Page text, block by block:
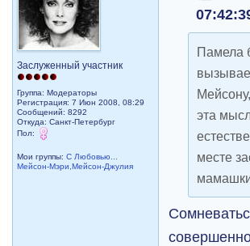
Заслуженный участник
Группа: Модераторы
Регистрация: 7 Июн 2008, 08:29
Сообщений: 8292
Откуда: Санкт-Петербург
Пол:
Мои группы:С Любовью...
Мейсон-Мэри,Мейсон-Джулия
Памела
эта
месте